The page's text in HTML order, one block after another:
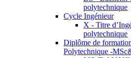
polytechnique
Cycle Ingénieur
X - Titre
polytechnique
Diplôme de
Polytechnique -